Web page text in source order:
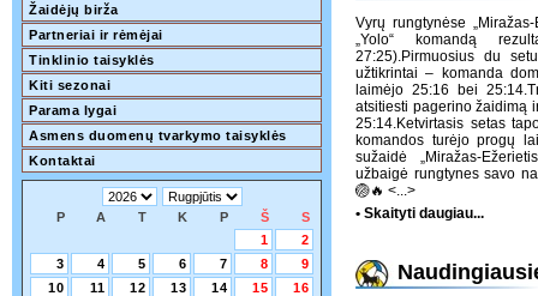
Žaidėjų birža
Partneriai ir rėmėjai
Tinklinio taisyklės
Kiti sezonai
Parama lygai
Asmens duomenų tvarkymo taisyklės
Kontaktai
P A T K P Š
S
1
2
3
4 5 6 7 8
9
10
11 12 13 14 15
16
Vyrų rungtynėse
„Yolo“ komandą
27:25).Pirmuosius du
užtikrintai – komanda
laimėjo 25:16 bei
atsitiesti pagerino žaidimą
25:14.Ketvirtasis setas
komandos turėjo progų
sužaidė „Miražas-
užbaigė rungtynes savo
🏐🔥 <...>
• Skaityti daugiau...